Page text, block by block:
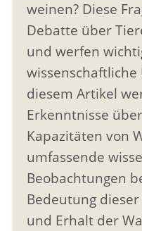
weinen? Diese
Debatte über
und werfen
diesem Artikel
Erkenntnisse
Kapazitäten von
umfassende
Beobachtungen
Bedeutung
und Erhalt der